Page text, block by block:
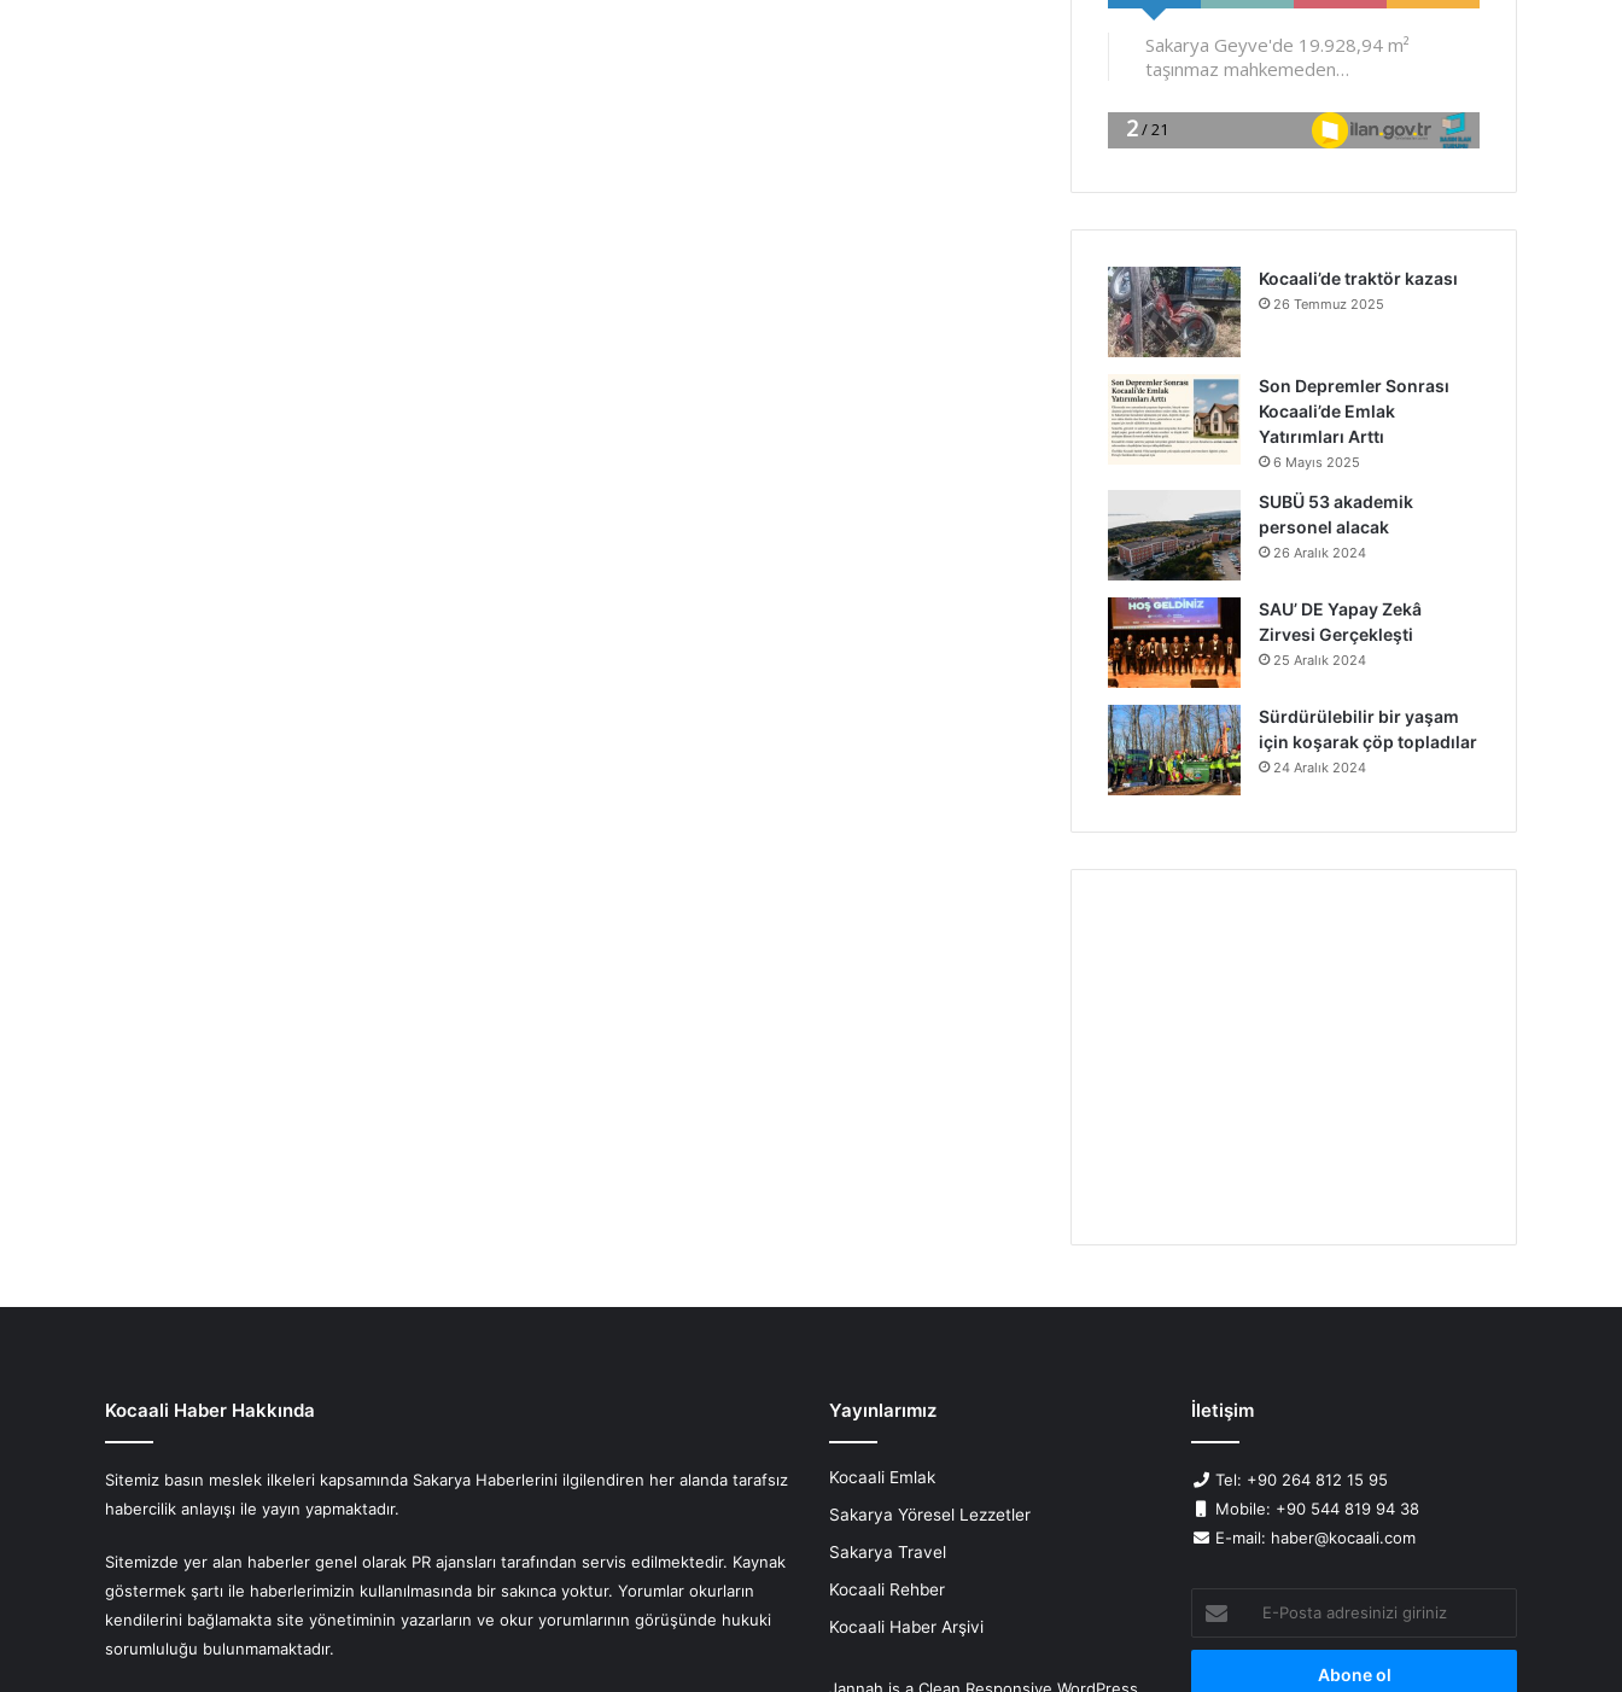
Kocaali’de traktör kazası
26 Temmuz 2025
Son Depremler Sonrası
Kocaali’de Emlak
Yatırımları Arttı
6 Mayıs 2025
SUBÜ 53 akademik
personel alacak
26 Aralık 2024
SAU’ DE Yapay Zekâ
Zirvesi Gerçekleşti
25 Aralık 2024
Sürdürülebilir bir yaşam
için koşarak çöp topladılar
24 Aralık 2024
Kocaali Haber Hakkında
Sitemiz basın meslek ilkeleri kapsamında Sakarya Haberlerini ilgilendiren her alanda tarafsız
habercilik anlayışı ile yayın yapmaktadır.
Sitemizde yer alan haberler genel olarak PR ajansları tarafından servis edilmektedir. Kaynak
göstermek şartı ile haberlerimizin kullanılmasında bir sakınca yoktur. Yorumlar okurların
kendilerini bağlamakta site yönetiminin yazarların ve okur yorumlarının görüşünde hukuki
sorumluluğu bulunmamaktadır.
Yayınlarımız
Kocaali Emlak
Sakarya Yöresel Lezzetler
Sakarya Travel
Kocaali Rehber
Kocaali Haber Arşivi
İletişim
Tel: +90 264 812 15 95
Mobile: +90 544 819 94 38
E-mail: haber@kocaali.com
Posta
adresinizi